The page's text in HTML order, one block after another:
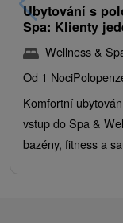
Ubytování s
Spa: Klienty
Wellness &
Od 1 Noci
Komfortní
vstup do Spa &
bazény, fitness a